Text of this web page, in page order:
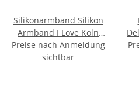
Silikonarmband Silikon
Armband I Love Köln
Germany Deutschland
Preise nach Anmeldung
sichtbar